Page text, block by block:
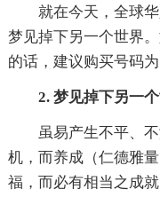
就在今天，全球
梦见掉下另一个世界
的话，建议购买号码为
2. 梦见掉下另一
虽易产生不平、
机，而养成（仁德雅
福，而必有相当之成